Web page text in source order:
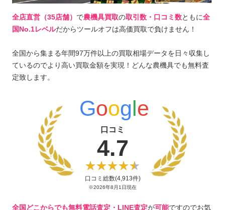
全店直営（35店舗） で農機具買取の取引数・口コミ数ともに全
国No.1レベルだからツールオフは高価買取で負けません！
全国から集まる年間97万件以上の買取相場データを日々収集し
ているのでより高い買取金額を実現！どんな農機具でも無料査
定致します。
Google
口コミ
4.7
口コミ総数(4,913件)
※2026年8月1日現在
全国どこからでも無料電話査定・LINE査定が可能ですのでお気